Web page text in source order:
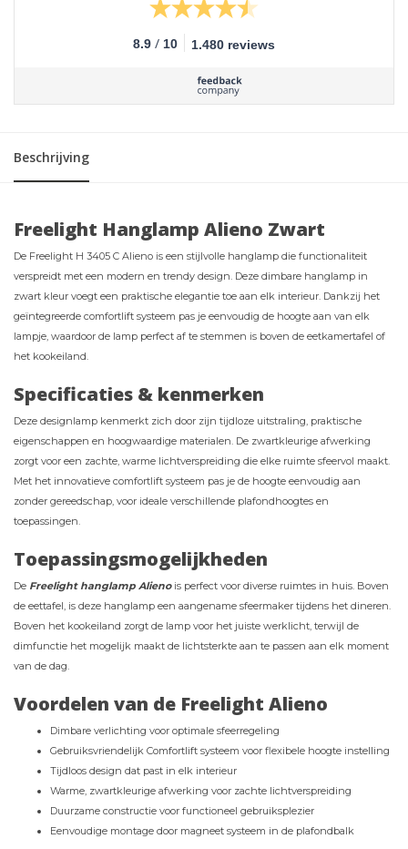
8.9 / 10 1.480 reviews
Beschrijving
Freelight Hanglamp Alieno Zwart
De Freelight H 3405 C Alieno is een stijlvolle hanglamp die functionaliteit
verspreidt met een modern en trendy design. Deze dimbare hanglamp in
zwart kleur voegt een praktische elegantie toe aan elk interieur. Dankzij het
geïntegreerde comfortlift systeem pas je eenvoudig de hoogte aan van elk
lampje, waardoor de lamp perfect af te stemmen is boven de eetkamertafel of
het kookeiland.
Specificaties & kenmerken
Deze designlamp kenmerkt zich door zijn tijdloze uitstraling, praktische
eigenschappen en hoogwaardige materialen. De zwartkleurige afwerking
zorgt voor een zachte, warme lichtverspreiding die elke ruimte sfeervol maakt.
Met het innovatieve comfortlift systeem pas je de hoogte eenvoudig aan
zonder gereedschap, voor ideale verschillende plafondhoogtes en
toepassingen.
Toepassingsmogelijkheden
De Freelight hanglamp Alienois perfect voor diverse ruimtes in huis. Boven
de eettafel, is deze hanglamp een aangename sfeermaker tijdens het dineren.
Boven het kookeiland zorgt de lamp voor het juiste werklicht, terwijl de
dimfunctie het mogelijk maakt de lichtsterkte aan te passen aan elk moment
van de dag.
Voordelen van de Freelight Alieno
Dimbare verlichting voor optimale sfeerregeling
Gebruiksvriendelijk Comfortlift systeem voor flexibele hoogte instelling
Tijdloos design dat past in elk interieur
Warme, zwartkleurige afwerking voor zachte lichtverspreiding
Duurzame constructie voor functioneel gebruiksplezier
Eenvoudige montage door magneet systeem in de plafondbalk